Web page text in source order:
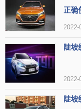
陡坡缓降系统主要
用，在打开陡坡缓降功
正确
2022-
陡坡
2022-
陡坡